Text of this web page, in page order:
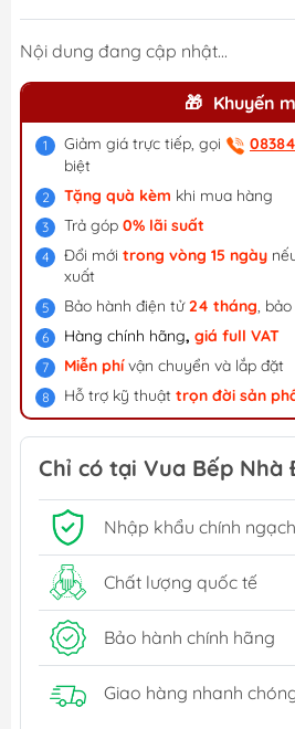
Nội dung đang cập nhật...
Khuyến
Giảm giá trực tiếp, gọi
biệt
Tặng quà kèm khi mua hàng
Trả góp 0% lãi suất
Đổi mới trong vòng 15 ngày
xuất
Bảo hành điện tử24 tháng,
Hàng chính hãng, giá full VAT
Miễn phívận chuyển và lắp đặt
Hỗ trợ kỹ thuật trọn đời sản
Chỉ có tại Vua Bếp Nhà
Nhập khẩu chính ngạch
Chất lượng quốc tế
Bảo hành chính hãng
Giao hàng nhanh